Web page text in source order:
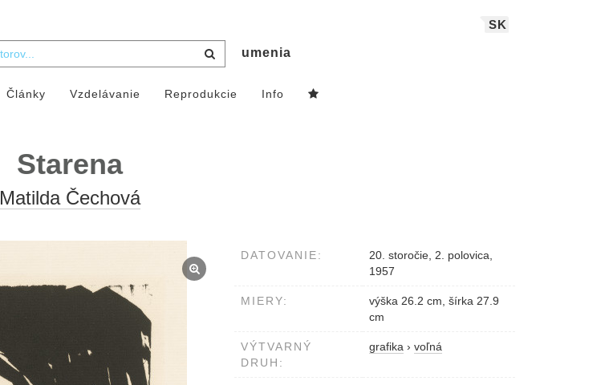
SK
umenia
Články Vzdelávanie Reprodukcie Info
Starena
Matilda Čechová
DATOVANIE:
20. storočie, 2. polovica,
1957
MIERY:
výška 26.2 cm, šírka 27.9
cm
VÝTVARNÝ
DRUH:
grafika › voľná